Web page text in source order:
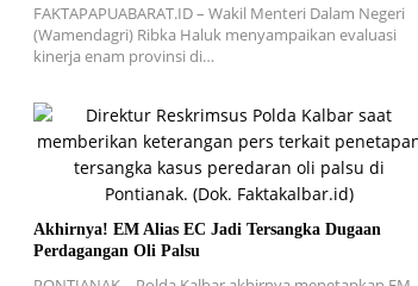
FAKTAPAPUABARAT.ID – Wakil Menteri Dalam Negeri
(Wamendagri) Ribka Haluk menyampaikan evaluasi
kinerja enam provinsi di…
Akhirnya! EM Alias EC Jadi Tersangka Dugaan
Perdagangan Oli Palsu